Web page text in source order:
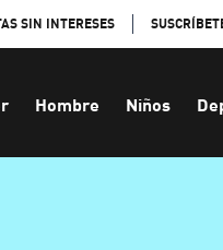
SIN INTERESES
Hombre Niños